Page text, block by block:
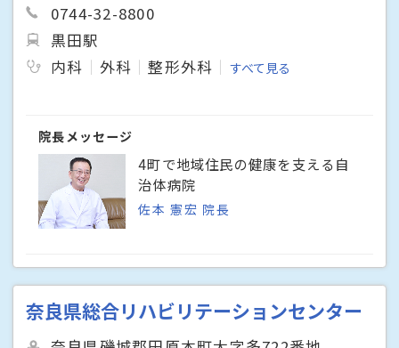
0744-32-8800
黒田駅
内科
外科 整形外科 すべて見る
院長メッセージ
4町で地域住民の健康を支える自
治体病院
佐本 憲宏 院長
奈良県総合リハビリテーションセンター